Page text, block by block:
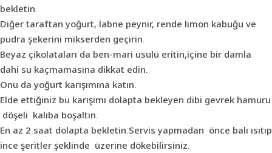
bekletin.
Diğer taraftan yoğurt, labne peynir, rende limon kabuğu ve
pudra şekerini mikserden geçirin.
Beyaz çikolataları da ben-mari usulü eritin,içine bir damla
dahi su kaçmamasına dikkat edin.
Onu da yoğurt karışımına katın.
Elde ettiğiniz bu karışımı dolapta bekleyen dibi gevrek hamuru
döşeli kalıba boşaltın.
En az 2 saat dolapta bekletin.Servis yapmadan önce balı ısıtıp
ince şeritler şeklinde üzerine dökebilirsiniz.